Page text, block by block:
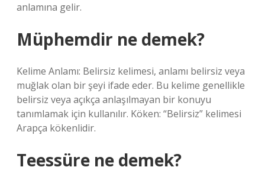
anlamına gelir.
Müphemdir ne demek?
Kelime Anlamı: Belirsiz kelimesi, anlamı belirsiz veya
muğlak olan bir şeyi ifade eder. Bu kelime genellikle
belirsiz veya açıkça anlaşılmayan bir konuyu
tanımlamak için kullanılır. Köken: “Belirsiz” kelimesi
Arapça kökenlidir.
Teessüre ne demek?